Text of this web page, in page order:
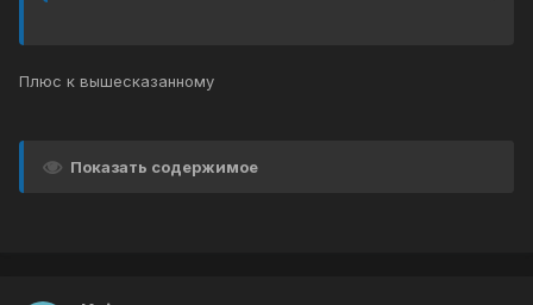
Плюс к вышесказанному
Показать содержимое